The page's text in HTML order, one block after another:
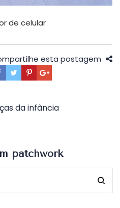
de celular
esta postagem
da infância
patchwork